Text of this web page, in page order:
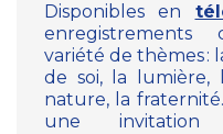
Disponibles en
variété de thèmes :
de soi, la lumière,
nature, la
une